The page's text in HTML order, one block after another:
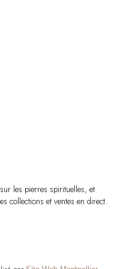
les pierres spirituelles, et
collections et ventes en direct.